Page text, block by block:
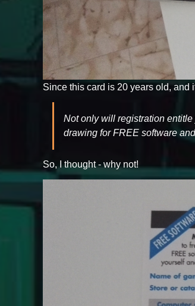
Since this card is 20 years old, and
Not only will registration
drawing for FREE software
So, I thought - why not!